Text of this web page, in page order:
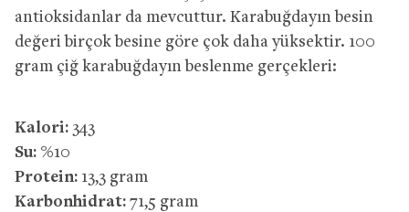
antioksidanlar da mevcuttur. Karabuğdayın besin
değeri birçok besine göre çok daha yüksektir. 100
gram çiğ karabuğdayın beslenme gerçekleri:
Kalori: 343
Su: %10
Protein: 13,3 gram
Karbonhidrat: 71,5 gram